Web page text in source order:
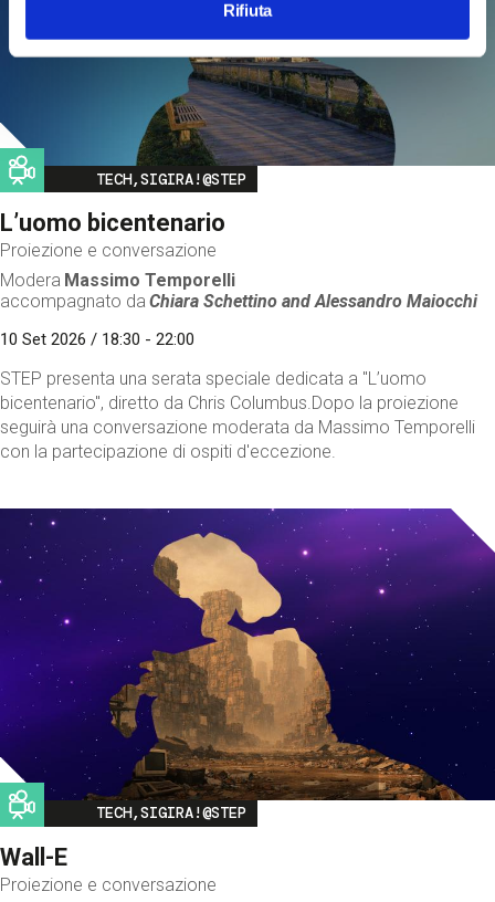
Rifiuta
Image
TECH,SIGIRA!@STEP
L’uomo bicentenario
Proiezione e conversazione
Modera Massimo Temporelli
accompagnato da Chiara Schettino andAlessandro Maiocchi
10 Set 2026 / 18:30 - 22:00
STEP presenta una serata speciale dedicata a "L’uomo
bicentenario", diretto da Chris Columbus.Dopo la proiezione
seguirà una conversazione moderata da Massimo Temporelli
con la partecipazione di ospiti d'eccezione.
Image
TECH,SIGIRA!@STEP
Wall-E
Proiezione e conversazione